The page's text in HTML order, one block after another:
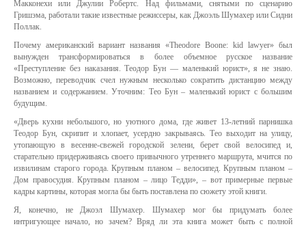
Макконехи или Джулии Робертс. Над фильмами, снятыми по сценарию
Гришэма, работали такие известные режиссеры, как Джоэль Шумахер или Сидни
Поллак.
Почему американский вариант названия «Theodore Boone: kid lawyer» был
вынужден трансформироваться в более объемное русское название
«Преступление без наказания. Теодор Бун — маленький юрист», я не знаю.
Возможно, переводчик счел нужным несколько сократить дистанцию между
названием и содержанием. Уточним: Тео Бун – маленький юрист с большим
будущим.
«Дверь кухни небольшого, но уютного дома, где живет 13-летний парнишка
Теодор Бун, скрипит и хлопает, усердно закрываясь. Тео выходит на улицу,
утопающую в весенне-свежей городской зелени, берет свой велосипед и,
старательно придерживаясь своего привычного утреннего маршрута, мчится по
извилинам старого города. Крупным планом – велосипед. Крупным планом –
Дом правосудия. Крупным планом – лицо Тедди», – вот примерные первые
кадры картины, которая могла бы быть поставлена по сюжету этой книги.
Я, конечно, не Джоэл Шумахер. Шумахер мог бы придумать более
интригующее начало, но зачем? Вряд ли эта книга может быть с полной